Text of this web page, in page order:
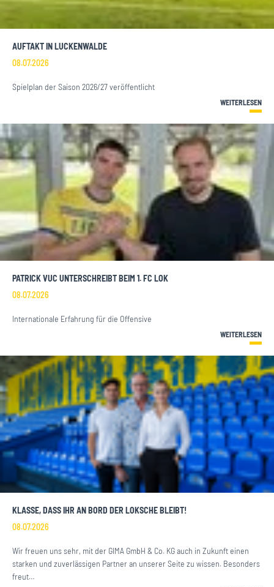
AUFTAKT IN LUCKENWALDE
08.07.2026
Spielplan der Saison 2026/27 veröffentlicht
WEITERLESEN
PATRICK VUC UNTERSCHREIBT BEIM 1. FC LOK
08.07.2026
Internationale Erfahrung für die Offensive
WEITERLESEN
KLASSE, DASS IHR AN BORD DER LOKSCHE BLEIBT!
08.07.2026
Wir freuen uns sehr, mit der GIMA GmbH & Co. KG auch in Zukunft einen
starken und zuverlässigen Partner an unserer Seite zu wissen. Besonders
freut…